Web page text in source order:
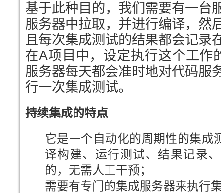
基于此种目的，我们需要有一台
服务器中拉取，并进行编译，然
且每次集成测试的结果都会记录
在A项目中，设定执行这个工作
服务器每天都会准时地对代码服
行一次集成测试。
持续集成的特点
它是一个自动化的周期性的集成
译构建、运行测试、结果记录
的，无需人工干预；
需要有专门的集成服务器来执行